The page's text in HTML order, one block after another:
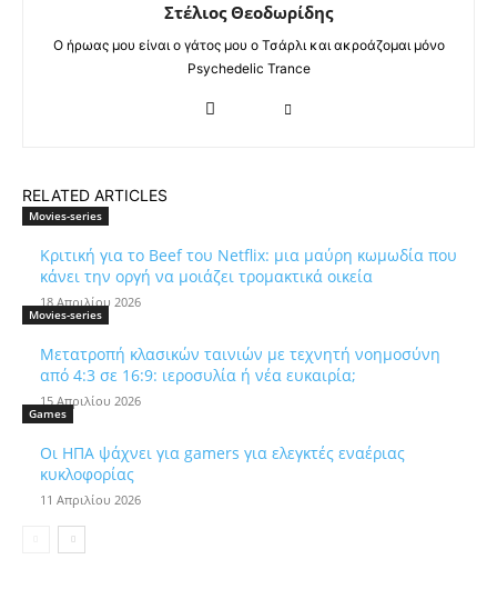
Στέλιος Θεοδωρίδης
Ο ήρωας μου είναι ο γάτος μου ο Τσάρλι και ακροάζομαι μόνο
Psychedelic Trance
RELATED ARTICLES
Movies-series
Κριτική για το Beef του Netflix: μια μαύρη κωμωδία που
κάνει την οργή να μοιάζει τρομακτικά οικεία
18 Απριλίου 2026
Movies-series
Μετατροπή κλασικών ταινιών με τεχνητή νοημοσύνη
από 4:3 σε 16:9: ιεροσυλία ή νέα ευκαιρία;
15 Απριλίου 2026
Games
Οι ΗΠΑ ψάχνει για gamers για ελεγκτές εναέριας
κυκλοφορίας
11 Απριλίου 2026